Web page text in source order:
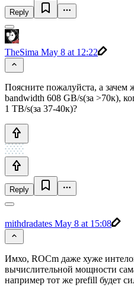
Reply
TheSima May 8 at 12:22
Поясните пожалуйста, а зачем
bandwidth 608 GB/s(за >70к),
1 TB/s(за 37-40к)?
Reply
mithdradates May 8 at 15:08
Имхо, ROCm даже хуже
вычислительной мощности
например тот же prefill будет